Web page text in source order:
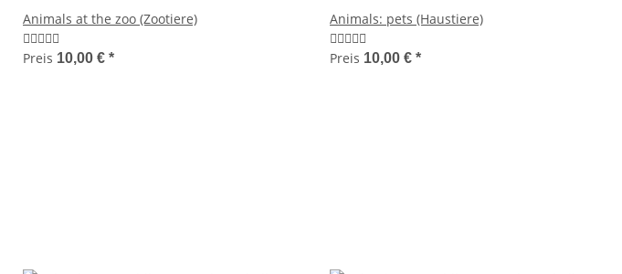
Animals at the zoo (Zootiere)
Preis 10,00 € *
Animals: pets (Haustiere)
Preis 10,00 € *